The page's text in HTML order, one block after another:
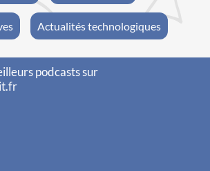
Actualités technologiques
podcasts sur